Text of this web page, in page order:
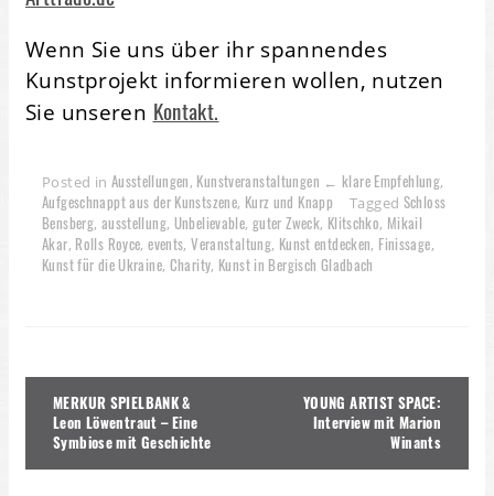
Wenn Sie uns über ihr spannendes
Kunstprojekt informieren wollen, nutzen
Sie unseren Kontakt.
Posted in Ausstellungen, Kunstveranstaltungen ← klare Empfehlung,
Aufgeschnappt aus der Kunstszene, Kurz und Knapp Tagged Schloss
Bensberg, ausstellung, Unbelievable, guter Zweck, Klitschko, Mikail
Akar, Rolls Royce,events,Veranstaltung, Kunst entdecken, Finissage,
Kunst für die Ukraine, Charity, Kunst in Bergisch Gladbach
Beitragsnavigation
MERKUR SPIELBANK &
Leon Löwentraut – Eine
Symbiose mit Geschichte
YOUNG ARTIST SPACE:
Interview mit Marion
Winants